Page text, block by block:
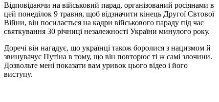
Відповідаючи на військовий парад, організований росіянами в
цей понеділок 9 травня, щоб відзначити кінець Другої Свтової
Війни, він посилається на кадри військового параду під час
святкування 30 річниці незалежності України минулого року.
Доречі він нагадує, що українці також боролися з нацизмом й
звинувачує Путіна в тому, що він повторює ті ж самі злочини.
Дозвольте мені показати вам уривок цього відео і його
виступу.